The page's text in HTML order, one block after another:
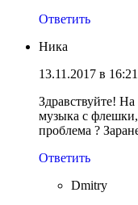
Ответить
Ника
13.11.2017 в 16:21
Здравствуйте!
музыка с
проблема ?
Ответить
Dmitry